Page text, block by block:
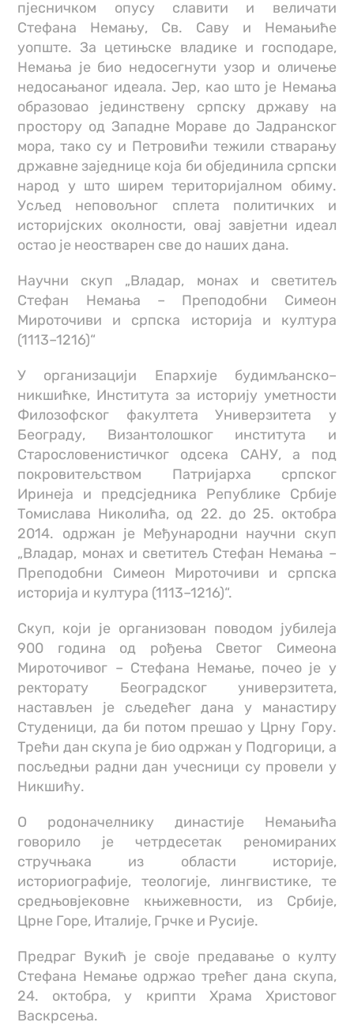
пјесничком опусу славити и величати
Стефана Немању, Св. Саву и Немањиће
уопште. За цетињске владике и господаре,
Немања је био недосегнути узор и оличење
недосањаног идеала. Јер, као што је Немања
образовао јединствену српску државу на
простору од Западне Мораве до Јадранског
мора, тако су и Петровићи тежили стварању
државне заједнице која би објединила српски
народ у што ширeм територијалном обиму.
Усљед неповољног сплета политичких и
историјских околности, овај завјетни идеал
остао је неостварен све до наших дана.
Научни скуп „Владар, монах и светитељ
Стефан Немања – Преподобни Симеон
Мироточиви и српска историја и култура
(1113–1216)“
У организацији Епархије будимљанско–
никшићке, Института за историју уметности
Филозофског факултета Универзитета у
Београду, Византолошког института и
Старословенистичког одсека САНУ, а под
покровитељством Патријарха српског
Иринеја и предсједника Републике Србије
Томислава Николића, од 22. до 25. октобра
2014. одржан је Међународни научни скуп
„Владар, монах и светитељ Стефан Немања –
Преподобни Симеон Мироточиви и српска
историја и култура (1113–1216)“.
Скуп, који је организован поводом јубилеја
900 година од рођења Светог Симеона
Мироточивог – Стефана Немање, почео је у
ректорату Београдског универзитета,
настављен је сљедећег дана у манастиру
Студеници, да би потом прешао у Црну Гору.
Трећи дан скупа је био одржан у Подгорици, а
посљедњи радни дан учесници су провели у
Никшићу.
О родоначелнику династије Немањића
говорило је четрдесетак реномираних
стручњака из области историје,
историографије, теологије, лингвистике, те
средњовјековне књижевности, из Србије,
Црне Горе, Италије, Грчке и Русије.
Предраг Вукић је своје предавање о култу
Стефана Немање одржао трећег дана скупа,
24. октобра, у крипти Храма Христовог
Васкрсења.